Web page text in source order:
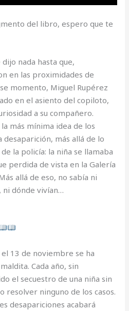
del libro, espero que te
nada hasta que,
en las proximidades de
momento, Miguel Rupérez
en el asiento del copiloto,
a su compañero.
más mínima idea de los
desaparición, más allá de lo
la policía: la niña se llamaba
perdida de vista en la Galería
allá de eso, no sabía ni
ni dónde vivían…
13 de noviembre se ha
Cada año, sin
el secuestro de una niña sin
resolver ninguno de los casos.
desapariciones acabará